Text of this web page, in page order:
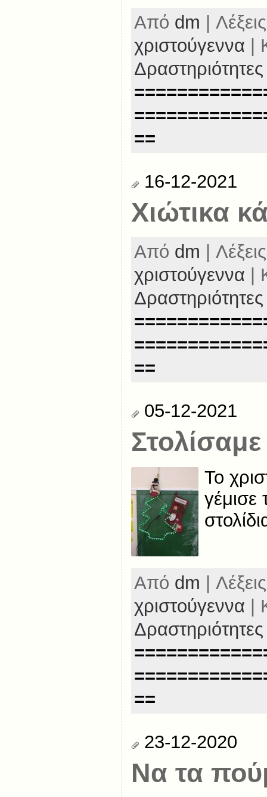
Από dm |
χριστούγεννα |
==
16-12-2021
Χιώτικα
Από dm |
χριστούγεννα |
==
05-12-2021
Το
γέμισε
Από dm |
χριστούγεννα |
==
23-12-2020
Να τα